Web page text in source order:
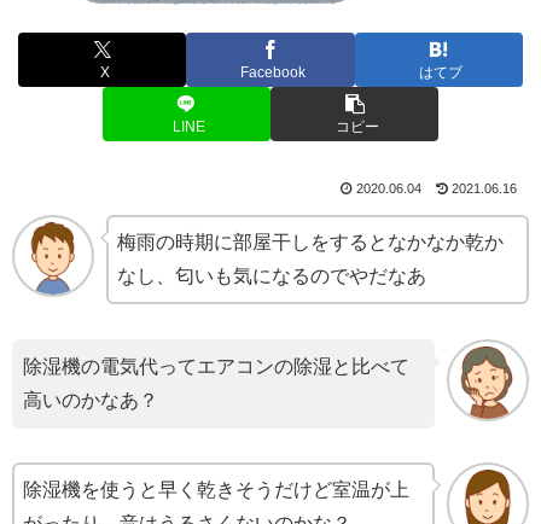
X Facebook はてブ
LINE コピー
2020.06.04 2021.06.16
梅雨の時期に部屋干しをするとなかなか乾か
なし、匂いも気になるのでやだなあ
除湿機の電気代ってエアコンの除湿と比べて
高いのかなあ？
除湿機を使うと早く乾きそうだけど室温が上